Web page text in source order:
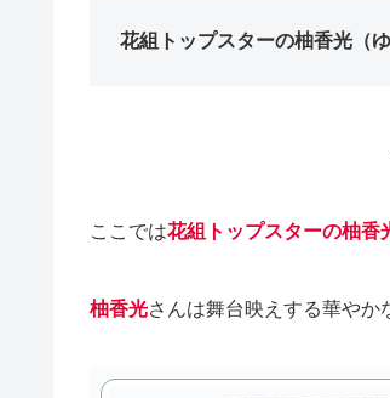
花組トップスターの柚香光（
ここでは花組トップスターの柚香
柚香光さんは舞台映えする華やか